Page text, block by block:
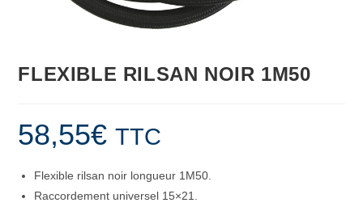
FLEXIBLE RILSAN NOIR 1M50
58,55€ TTC
Flexible rilsan noir longueur 1M50.
Raccordement universel 15×21.